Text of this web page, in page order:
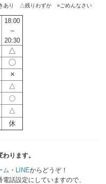
あり △残りわずか ×ごめんなさい
18:00
～
20:30
△
〇
×
△
〇
△
休
ります。
ム ・ LINEからどうぞ！
話設定にしていますので、